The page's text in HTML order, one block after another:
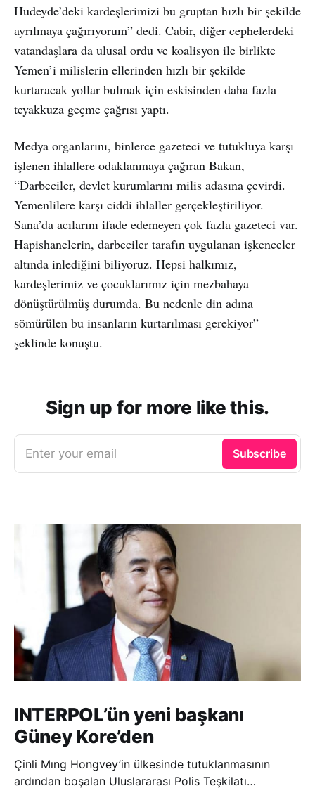
Hudeyde’deki kardeşlerimizi bu gruptan hızlı bir şekilde
ayrılmaya çağırıyorum” dedi. Cabir, diğer cephelerdeki
vatandaşlara da ulusal ordu ve koalisyon ile birlikte
Yemen’i milislerin ellerinden hızlı bir şekilde
kurtaracak yollar bulmak için eskisinden daha fazla
teyakkuza geçme çağrısı yaptı.
Medya organlarını, binlerce gazeteci ve tutukluya karşı
işlenen ihlallere odaklanmaya çağıran Bakan,
“Darbeciler, devlet kurumlarını milis adasına çevirdi.
Yemenlilere karşı ciddi ihlaller gerçekleştiriliyor.
Sana’da acılarını ifade edemeyen çok fazla gazeteci var.
Hapishanelerin, darbeciler tarafın uygulanan işkenceler
altında inlediğini biliyoruz. Hepsi halkımız,
kardeşlerimiz ve çocuklarımız için mezbahaya
dönüştürülmüş durumda. Bu nedenle din adına
sömürülen bu insanların kurtarılması gerekiyor”
şeklinde konuştu.
Sign up for more like this.
Enter your email Subscribe
INTERPOL’ün yeni başkanı
Güney Kore’den
Çinli Mıng Hongvey’in ülkesinde tutuklanmasının
ardından boşalan Uluslararası Polis Teşkilatı